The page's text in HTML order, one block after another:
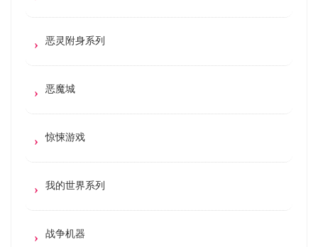
恶灵附身系列
恶魔城
惊悚游戏
我的世界系列
战争机器